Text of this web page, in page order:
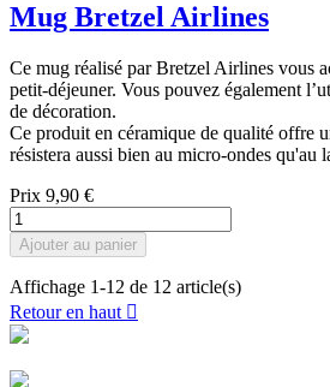
Mug Bretzel Airlines
Ce mug réalisé par Bretzel Airlines vous
petit-déjeuner. Vous pouvez également
de décoration.
Ce produit en céramique de qualité offre
résistera aussi bien au micro-ondes qu'au
Prix 9,90 €
Ajouter au panier
Affichage 1-12 de 12 article(s)
Retour en haut 